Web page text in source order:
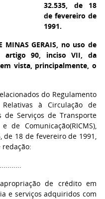
32.535, de 18
de fevereiro de
1991.
MINAS GERAIS, no uso de
artigo 90, inciso VII, da
vista, principalmente, o
do Regulamento
à Circulação de
de Serviços de Transporte
de Comunicação(RICMS),
de 18 de fevereiro de 1991,
de crédito em
e serviços adquiridos com